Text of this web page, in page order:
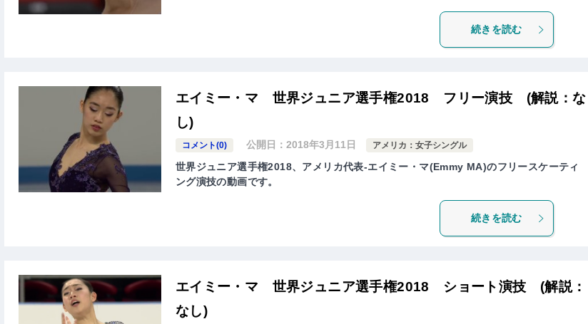
続きを読む
エイミー・マ 世界ジュニア選手権2018 フリー演技 (解説：な
し)
コメント(0) 公開日：2018年3月11日 アメリカ：女子シングル
世界ジュニア選手権2018、アメリカ代表-エイミー・マ(Emmy MA)のフリースケーティ
ング演技の動画です。
続きを読む
エイミー・マ 世界ジュニア選手権2018 ショート演技 (解説：
なし)